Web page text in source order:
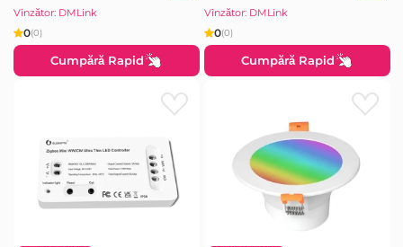
Vînzător: DMLink
0(0)
Cumpără Rapid
Vînzător: DMLink
0(0)
Cumpără Rapid